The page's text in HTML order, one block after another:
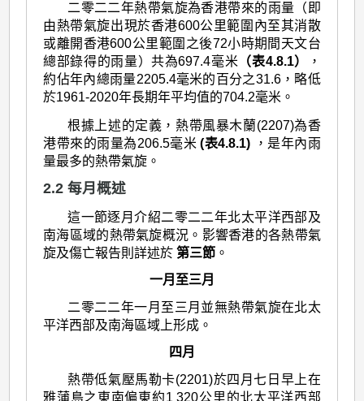
二零二二年熱帶氣旋為香港帶來的雨量（即
由熱帶氣旋出現於香港600公里範圍內至其消散
或離開香港600公里範圍之後72小時期間天文台
總部錄得的雨量）共為697.4毫米 （表4.8.1）
，
約佔年內總雨量2205.4毫米的百分之31.6，略低
於1961-2020年長期年平均值的704.2毫米。
根據上述的定義，熱帶風暴木蘭(2207)為香
港帶來的雨量為206.5毫米 (表4.8.1)
，是年內雨
量最多的熱帶氣旋。
2.2 每月概述
這一節逐月介紹二零二二年北太平洋西部及
南海區域的熱帶氣旋概況。影響香港的各熱帶氣
旋及傷亡報告則詳述於第三節 。
一月至三月
二零二二年一月至三月並無熱帶氣旋在北太
平洋西部及南海區域上形成。
四月
熱帶低氣壓馬勒卡(2201)於四月七日早上在
雅蒲島之東南偏東約1 320公里的北太平洋西部